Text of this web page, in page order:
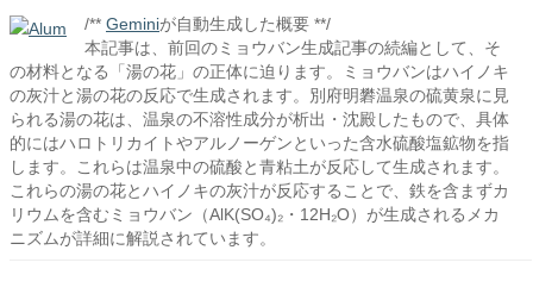
/** Geminiが自動生成した概要 **/
本記事は、前回のミョウバン生成記事の続編として、そ
の材料となる「湯の花」の正体に迫ります。ミョウバンはハイノキ
の灰汁と湯の花の反応で生成されます。別府明礬温泉の硫黄泉に見
られる湯の花は、温泉の不溶性成分が析出・沈殿したもので、具体
的にはハロトリカイトやアルノーゲンといった含水硫酸塩鉱物を指
します。これらは温泉中の硫酸と青粘土が反応して生成されます。
これらの湯の花とハイノキの灰汁が反応することで、鉄を含まずカ
リウムを含むミョウバン（AlK(SO₄)₂・12H₂O）が生成されるメカ
ニズムが詳細に解説されています。